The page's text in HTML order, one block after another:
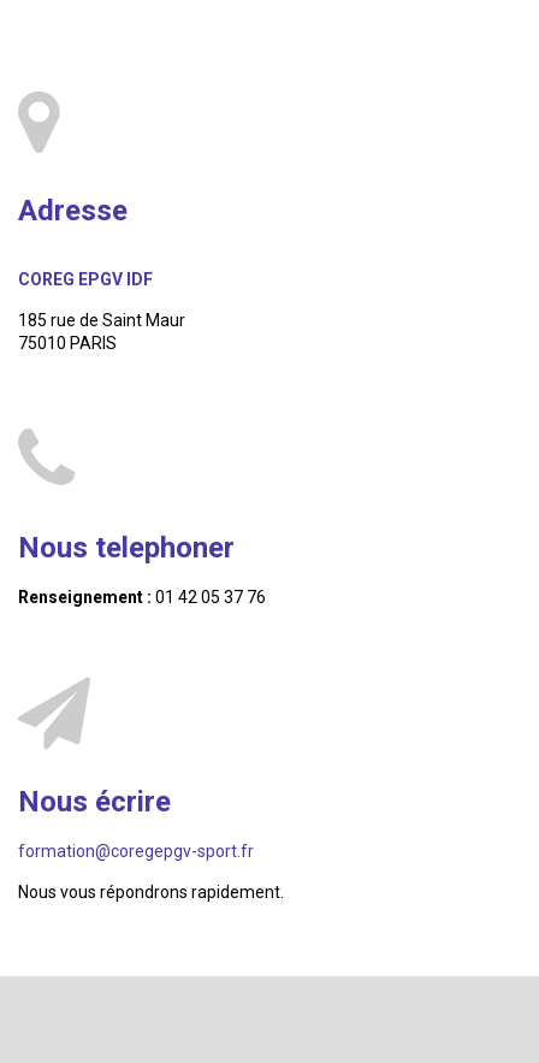
Adresse
COREG EPGV IDF
185 rue de Saint Maur
75010 PARIS
Nous telephoner
Renseignement : 01 42 05 37 76
Nous écrire
formation@coregepgv-sport.fr
Nous vous répondrons rapidement.